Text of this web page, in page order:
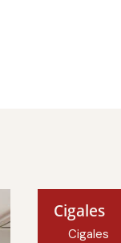
Cigales
Cigales